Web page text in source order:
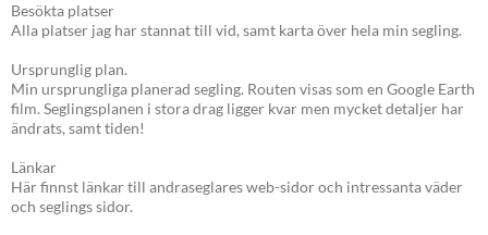
Besökta platser
Alla platser jag har stannat till vid, samt karta över hela min segling.
Ursprunglig plan.
Min ursprungliga planerad segling. Routen visas som en Google Earth
film. Seglingsplanen i stora drag ligger kvar men mycket detaljer har
ändrats, samt tiden!
Länkar
Här finnst länkar till andraseglares web-sidor och intressanta väder
och seglings sidor.